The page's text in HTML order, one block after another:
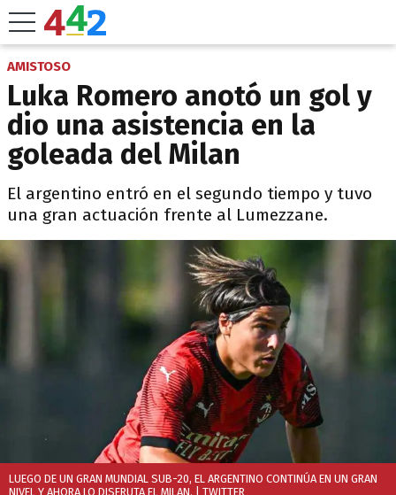
AMISTOSO
Luka Romero anotó un gol y
dio una asistencia en la
goleada del Milan
El argentino entró en el segundo tiempo y tuvo
una gran actuación frente al Lumezzane.
LUEGO DE UN GRAN MUNDIAL SUB-20, EL ARGENTINO CONTINÚA EN UN GRAN
NIVEL Y AHORA LO DISFRUTA EL MILAN. | TWITTER